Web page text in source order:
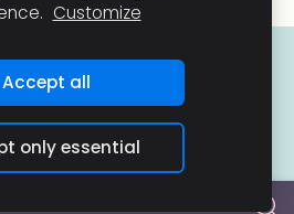
Customize
Accept all
only essential